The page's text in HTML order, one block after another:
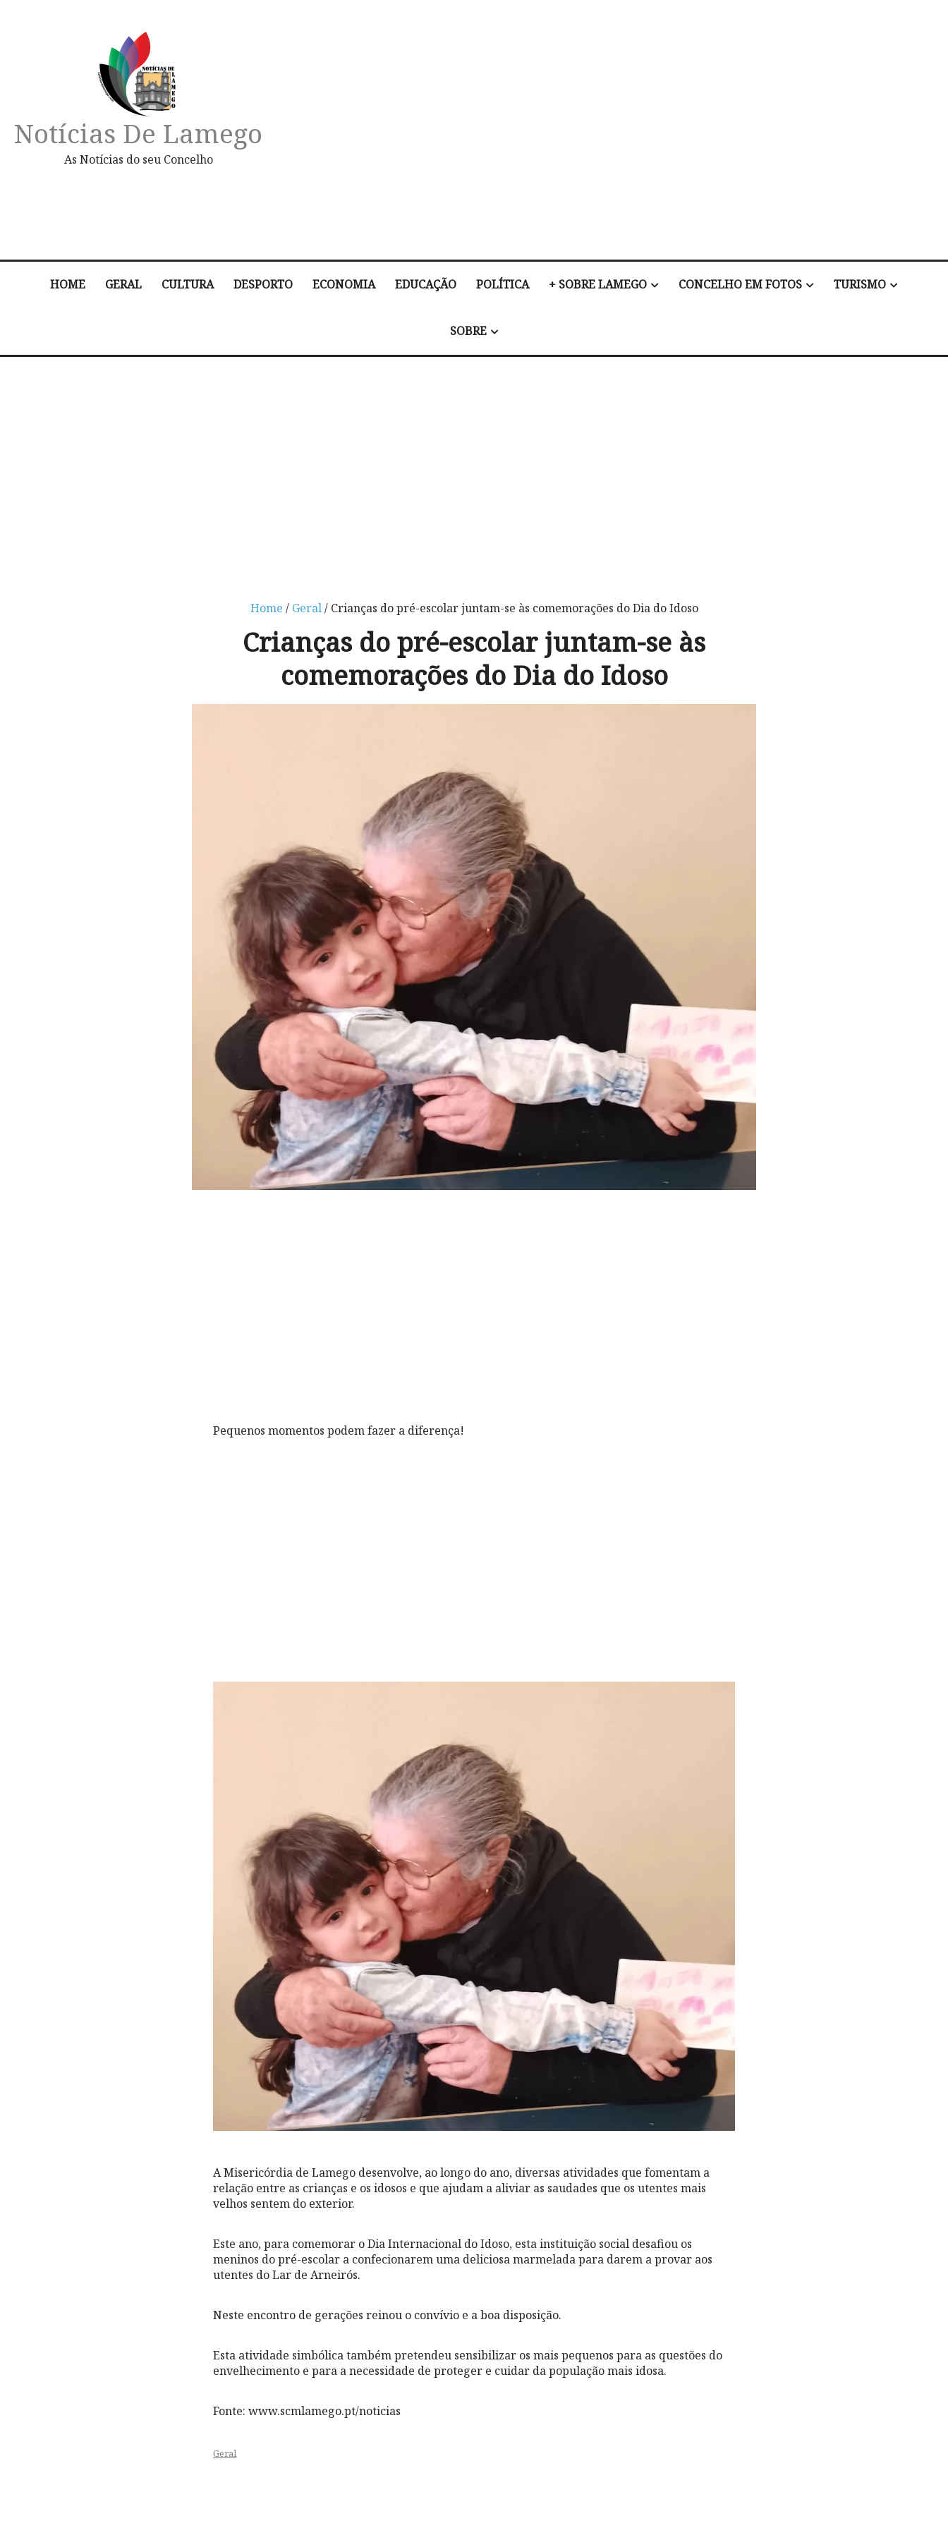
Notícias De Lamego
As Notícias do seu Concelho
HOME GERAL CULTURA DESPORTO ECONOMIA EDUCAÇÃO POLÍTICA + SOBRE LAMEGO CONCELHO EM FOTOS TURISMO
SOBRE
Home / Geral/ Crianças do pré-escolar juntam-se às comemorações do Dia do Idoso
Crianças do pré-escolar juntam-se às
comemorações do Dia do Idoso
Pequenos momentos podem fazer a diferença!
A Misericórdia de Lamego desenvolve, ao longo do ano, diversas atividades que fomentam a
relação entre as crianças e os idosos e que ajudam a aliviar as saudades que os utentes mais
velhos sentem do exterior.
Este ano, para comemorar o Dia Internacional do Idoso, esta instituição social desafiou os
meninos do pré-escolar a confecionarem uma deliciosa marmelada para darem a provar aos
utentes do Lar de Arneirós.
Neste encontro de gerações reinou o convívio e a boa disposição.
Esta atividade simbólica também pretendeu sensibilizar os mais pequenos para as questões do
envelhecimento e para a necessidade de proteger e cuidar da população mais idosa.
Fonte: www.scmlamego.pt/noticias
Geral